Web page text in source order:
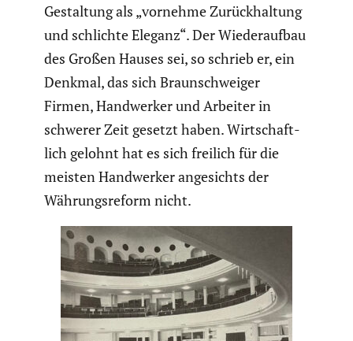
Gestal­tung als „vornehme Zurück­hal­tung
und schlichte Eleganz“. Der Wieder­aufbau
des Großen Hauses sei, so schrieb er, ein
Denkmal, das sich Braun­schweiger
Firmen, Handwerker und Arbeiter in
schwerer Zeit gesetzt haben. Wirtschaft­
lich gelohnt hat es sich freilich für die
meisten Handwerker angesichts der
Währungs­re­form nicht.